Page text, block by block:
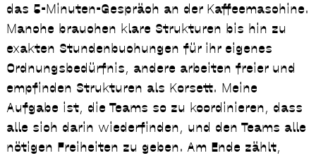
das 5-Minuten-Gespräch an der Kaffeemaschine.
Manche brauchen klare Strukturen bis hin zu
exakten Stundenbuchungen für ihr eigenes
Ordnungsbedürfnis, andere arbeiten freier und
empfinden Strukturen als Korsett. Meine
Aufgabe ist, die Teams so zu koordinieren, dass
alle sich darin wiederfinden, und den Teams alle
nötigen Freiheiten zu geben. Am Ende zählt,